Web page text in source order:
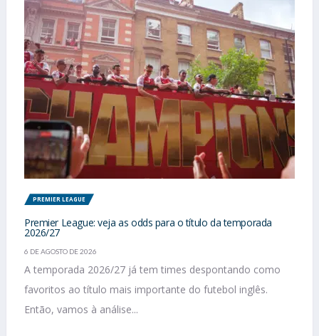
PREMIER LEAGUE
Premier League: veja as odds para o título da temporada
2026/27
6 DE AGOSTO DE 2026
A temporada 2026/27 já tem times despontando como
favoritos ao título mais importante do futebol inglês.
Então, vamos à análise...